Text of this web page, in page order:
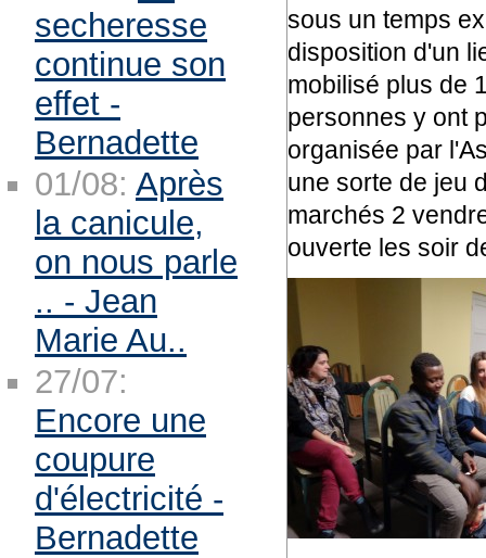
sous un temps
disposition d'un
mobilisé plus de
personnes y ont
organisée par
une sorte de jeu
marchés 2
ouverte les soir
secheresse
continue son
effet -
Bernadette
01/08: Après
la canicule,
on nous parle
.. - Jean
Marie Au..
27/07:
Encore une
coupure
d'électricité -
Bernadette